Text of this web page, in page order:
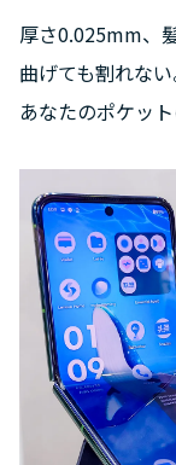
厚さ0.025mm、
曲げても割れない
あなたのポケッ